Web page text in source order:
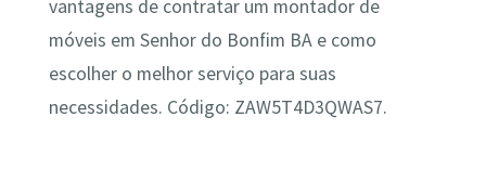
vantagens de contratar um montador de
móveis em Senhor do Bonfim BA e como
escolher o melhor serviço para suas
necessidades. Código: ZAW5T4D3QWAS7.